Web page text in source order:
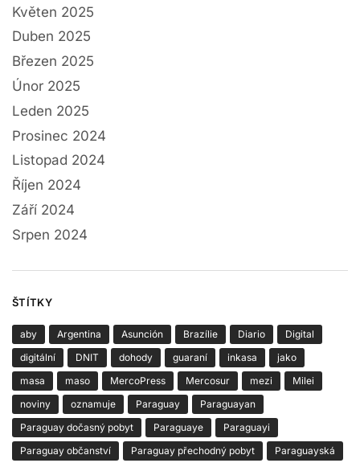
Květen 2025
Duben 2025
Březen 2025
Únor 2025
Leden 2025
Prosinec 2024
Listopad 2024
Říjen 2024
Září 2024
Srpen 2024
ŠTÍTKY
aby Argentina Asunción Brazílie Diario
Digital
digitální
DNIT dohody guaraní inkasa
jako
masa
maso MercoPress Mercosur mezi
Milei
noviny
oznamuje Paraguay
Paraguayan
Paraguay dočasný pobyt
Paraguaye
Paraguayi
Paraguay občanství
Paraguay přechodný pobyt
Paraguayská